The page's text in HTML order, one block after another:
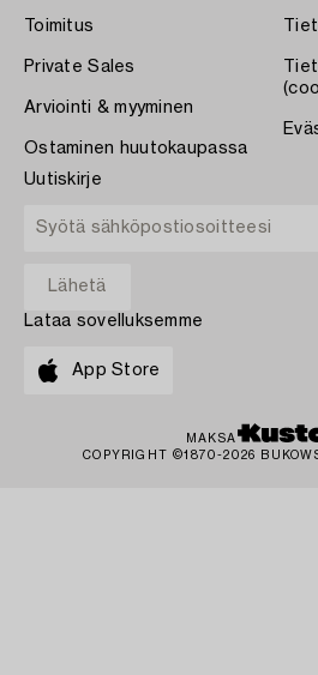
Toimitus
Private Sales
Arviointi & myyminen
Ostaminen huutokaupassa
Uutiskirje
Lataa sovelluksemme
App Store
MAKSA
COPYRIGHT ©1870-2026